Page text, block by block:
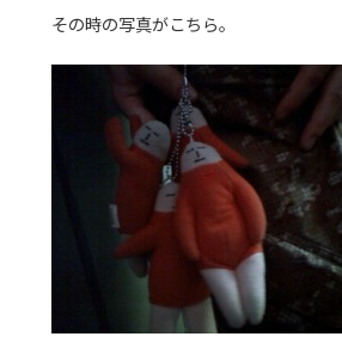
その時の写真がこちら。